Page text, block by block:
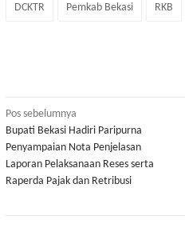
DCKTR Pemkab Bekasi RKB
Navigasi
pos
Pos sebelumnya
Bupati Bekasi Hadiri Paripurna
Penyampaian Nota Penjelasan
Laporan Pelaksanaan Reses serta
Raperda Pajak dan Retribusi